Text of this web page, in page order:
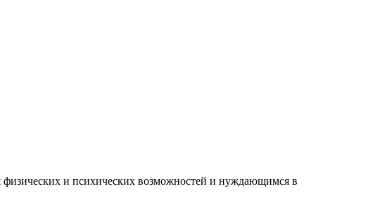
и психических возможностей и нуждающимся в